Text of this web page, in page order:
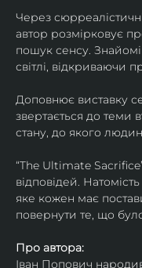
Через
автор розмірковує
пошук сенсу.
світлі, відкриваючи
Доповнює виставку
звертається до теми
стану, до якого
“The Ultimate
відповідей.
яке кожен має
повернути те, що
Про автора:
Іван Попович